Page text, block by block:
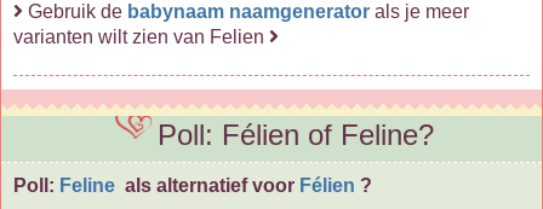
Gebruik de babynaam naamgenerator als je meer
varianten wilt zien van Felien
Poll: Félien of Feline?
Poll: Feline als alternatief voor Félien ?